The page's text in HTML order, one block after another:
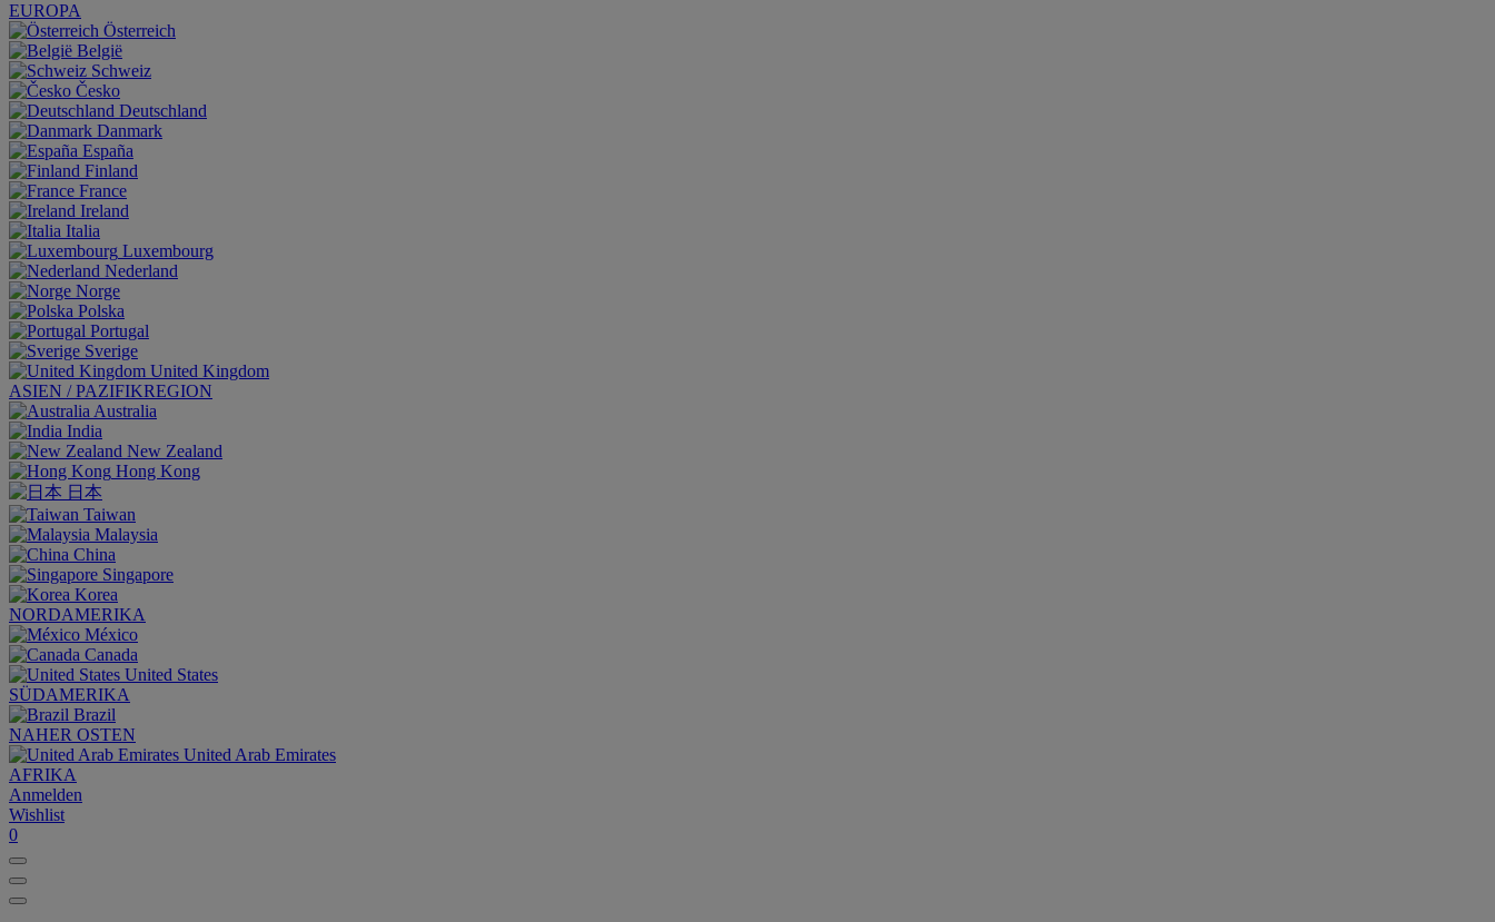
EUROPA
Österreich
België
Schweiz
Česko
Deutschland
Danmark
España
Finland
France
Ireland
Italia
Luxembourg
Nederland
Norge
Polska
Portugal
Sverige
United Kingdom
ASIEN / PAZIFIKREGION
Australia
India
New Zealand
Hong Kong
日本
Taiwan
Malaysia
China
Singapore
Korea
NORDAMERIKA
México
Canada
United States
SÜDAMERIKA
Brazil
NAHER OSTEN
United Arab Emirates
AFRIKA
Anmelden
Wishlist
0